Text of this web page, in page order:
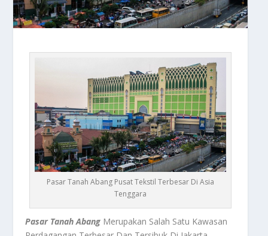
Pasar Tanah Abang Pusat Tekstil Terbesar Di Asia
Tenggara
Pasar Tanah Abang Merupakan Salah Satu Kawasan